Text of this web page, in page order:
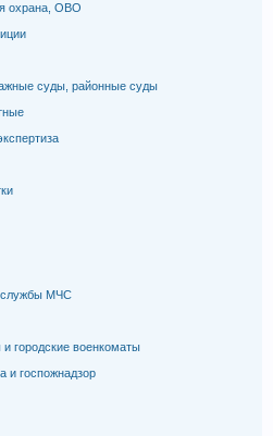
охрана, ОВО
суды, районные суды
службы МЧС
городские военкоматы
и госпожнадзор